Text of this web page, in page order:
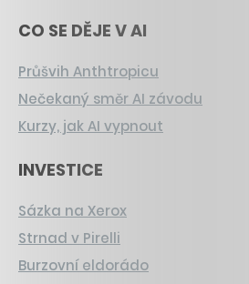
CO SE DĚJE V AI
Průšvih Anthtropicu
Nečekaný směr AI závodu
Kurzy, jak AI vypnout
INVESTICE
Sázka na Xerox
Strnad v Pirelli
Burzovní eldorádo